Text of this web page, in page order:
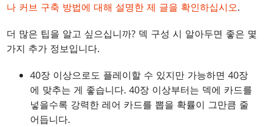
나 커브 구축 방법에 대해 설명한 제 글을 확인하십시오.
더 많은 팁을 알고 싶으십니까? 덱 구성 시 알아두면 좋은 몇
가지 추가 정보입니다.
40장 이상으로도 플레이할 수 있지만 가능하면 40장
에 맞추는 게 좋습니다. 40장 이상부터는 덱에 카드를
넣을수록 강력한 레어 카드를 뽑을 확률이 그만큼 줄
어듭니다.